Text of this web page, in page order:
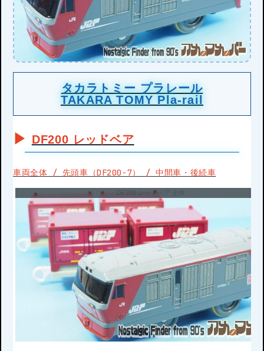
タカラトミー プラレール
TAKARA TOMY Pla-rail
DF200 レッドベア
車両全体 / 先頭車（DF200-7） / 中間車・後続車
DF200 レッドベア 全体